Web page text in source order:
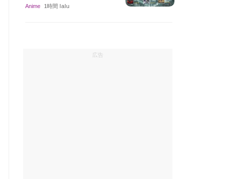
Anime 1時間 lalu
広告